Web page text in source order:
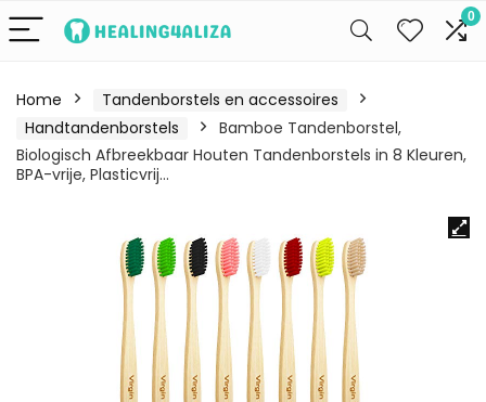
0
Home
Tandenborstels en accessoires
Handtandenborstels
Bamboe Tandenborstel,
Biologisch Afbreekbaar Houten Tandenborstels in 8 Kleuren,
BPA-vrije, Plasticvrij…